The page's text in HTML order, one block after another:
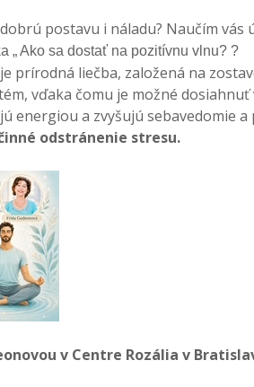
postavu i náladu? Naučím
„ Ako sa dostať na pozitívnu vlnu? ?
prírodná liečba, založená na
vďaka čomu je možné
energiou a zvyšujú sebavedomie
odstránenie stresu.
v Centre Rozália v